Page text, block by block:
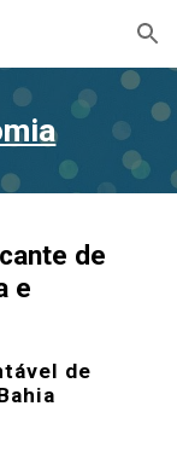
Skip to navigation
de
e
de